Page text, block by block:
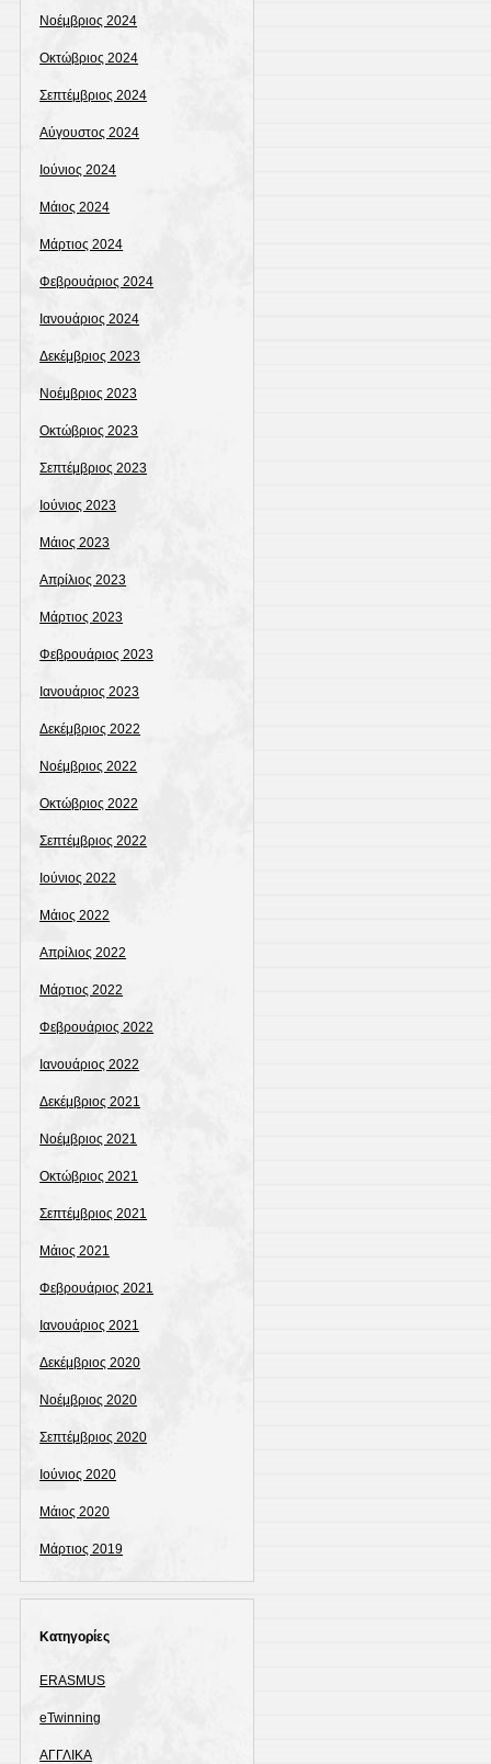
Νοέμβριος 2024
Οκτώβριος 2024
Σεπτέμβριος 2024
Αύγουστος 2024
Ιούνιος 2024
Μάιος 2024
Μάρτιος 2024
Φεβρουάριος 2024
Ιανουάριος 2024
Δεκέμβριος 2023
Νοέμβριος 2023
Οκτώβριος 2023
Σεπτέμβριος 2023
Ιούνιος 2023
Μάιος 2023
Απρίλιος 2023
Μάρτιος 2023
Φεβρουάριος 2023
Ιανουάριος 2023
Δεκέμβριος 2022
Νοέμβριος 2022
Οκτώβριος 2022
Σεπτέμβριος 2022
Ιούνιος 2022
Μάιος 2022
Απρίλιος 2022
Μάρτιος 2022
Φεβρουάριος 2022
Ιανουάριος 2022
Δεκέμβριος 2021
Νοέμβριος 2021
Οκτώβριος 2021
Σεπτέμβριος 2021
Μάιος 2021
Φεβρουάριος 2021
Ιανουάριος 2021
Δεκέμβριος 2020
Νοέμβριος 2020
Σεπτέμβριος 2020
Ιούνιος 2020
Μάιος 2020
Μάρτιος 2019
Kατηγορίες
ERASMUS
eTwinning
ΑΓΓΛΙΚΑ